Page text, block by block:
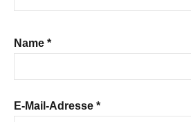
Name *
E-Mail-Adresse *